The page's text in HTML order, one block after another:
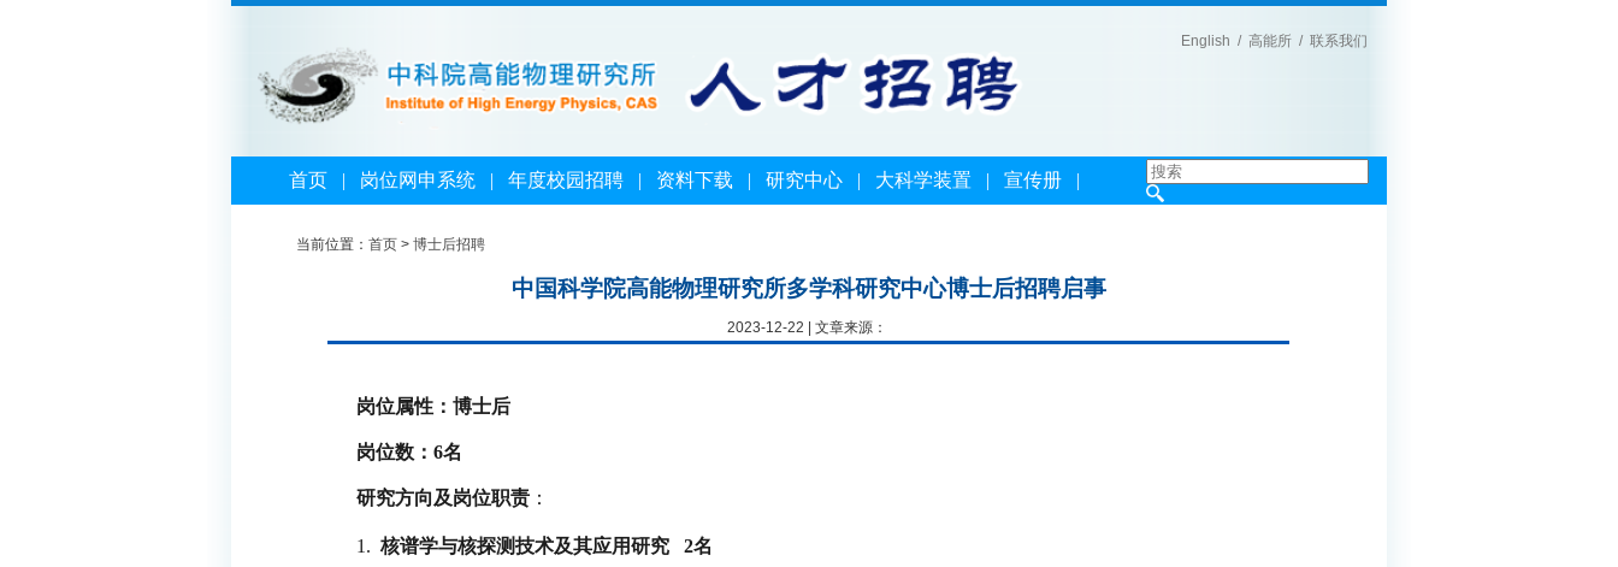
English / 高能所 / 联系我们
首页| 岗位网申系统| 年度校园招聘| 资料下载 | 研究中心| 大科学装置 | 宣传册|
当前位置： 首页 > 博士后招聘
中国科学院高能物理研究所多学科研究中心博士后招聘启事
2023-12-22 | 文章来源：
岗位属性：博士后
岗位数： 6名
研究方向及岗位职责：
1. 核谱学与核探测技术及其应用研究2名